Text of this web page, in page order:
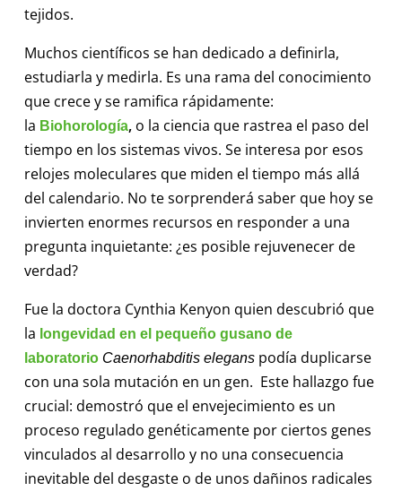
tejidos.
Muchos científicos se han dedicado a definirla,
estudiarla y medirla. Es una rama del conocimiento
que crece y se ramifica rápidamente:
la Biohorología,o la ciencia que rastrea el paso del
tiempo en los sistemas vivos. Se interesa por esos
relojes moleculares que miden el tiempo más allá
del calendario. No te sorprenderá saber que hoy se
invierten enormes recursos en responder a una
pregunta inquietante: ¿es posible rejuvenecer de
verdad?
Fue la doctora Cynthia Kenyon quien descubrió que
la longevidad en el pequeño gusano de
laboratorio Caenorhabditis eleganspodía duplicarse
con una sola mutación en un gen. Este hallazgo fue
crucial: demostró que el envejecimiento es un
proceso regulado genéticamente por ciertos genes
vinculados al desarrollo y no una consecuencia
inevitable del desgaste o de unos dañinos radicales